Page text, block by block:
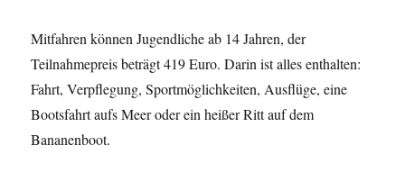
Mitfahren können Jugendliche ab 14 Jahren, der
Teilnahmepreis beträgt 419 Euro. Darin ist alles enthalten:
Fahrt, Verpflegung, Sportmöglichkeiten, Ausflüge, eine
Bootsfahrt aufs Meer oder ein heißer Ritt auf dem
Bananenboot.